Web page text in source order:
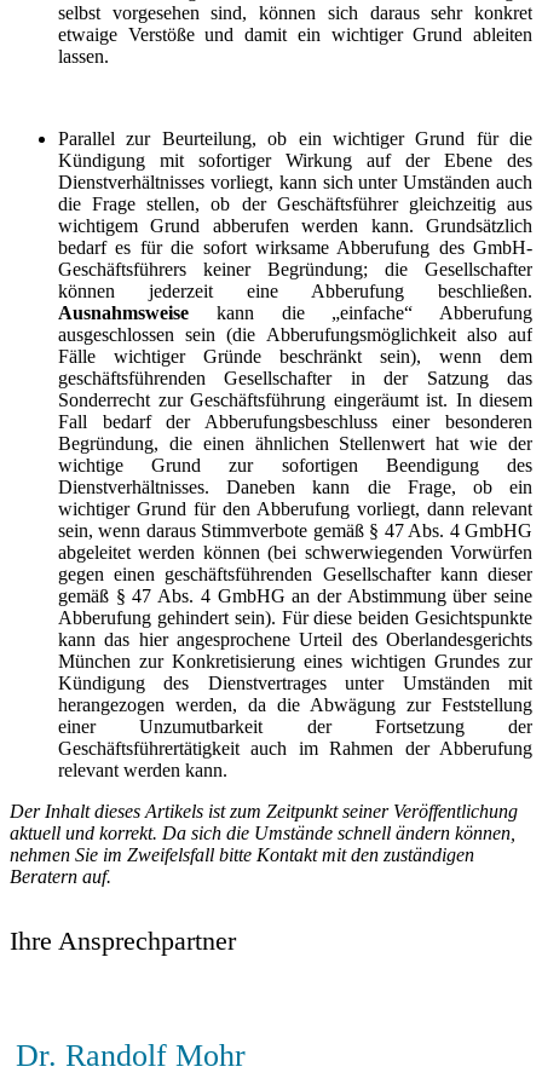
selbst vorgesehen sind, können sich daraus sehr konkret
etwaige Verstöße und damit ein wichtiger Grund ableiten
lassen.
Parallel zur Beurteilung, ob ein wichtiger Grund für die
Kündigung mit sofortiger Wirkung auf der Ebene des
Dienstverhältnisses vorliegt, kann sich unter Umständen auch
die Frage stellen, ob der Geschäftsführer gleichzeitig aus
wichtigem Grund abberufen werden kann. Grundsätzlich
bedarf es für die sofort wirksame Abberufung des GmbH-
Geschäftsführers keiner Begründung; die Gesellschafter
können jederzeit eine Abberufung beschließen.
Ausnahmsweise kann die „einfache“ Abberufung
ausgeschlossen sein (die Abberufungsmöglichkeit also auf
Fälle wichtiger Gründe beschränkt sein), wenn dem
geschäftsführenden Gesellschafter in der Satzung das
Sonderrecht zur Geschäftsführung eingeräumt ist. In diesem
Fall bedarf der Abberufungsbeschluss einer besonderen
Begründung, die einen ähnlichen Stellenwert hat wie der
wichtige Grund zur sofortigen Beendigung des
Dienstverhältnisses. Daneben kann die Frage, ob ein
wichtiger Grund für den Abberufung vorliegt, dann relevant
sein, wenn daraus Stimmverbote gemäß § 47 Abs. 4 GmbHG
abgeleitet werden können (bei schwerwiegenden Vorwürfen
gegen einen geschäftsführenden Gesellschafter kann dieser
gemäß § 47 Abs. 4 GmbHG an der Abstimmung über seine
Abberufung gehindert sein). Für diese beiden Gesichtspunkte
kann das hier angesprochene Urteil des Oberlandesgerichts
München zur Konkretisierung eines wichtigen Grundes zur
Kündigung des Dienstvertrages unter Umständen mit
herangezogen werden, da die Abwägung zur Feststellung
einer Unzumutbarkeit der Fortsetzung der
Geschäftsführertätigkeit auch im Rahmen der Abberufung
relevant werden kann.
Der Inhalt dieses Artikels ist zum Zeitpunkt seiner Veröffentlichung
aktuell und korrekt. Da sich die Umstände schnell ändern können,
nehmen Sie im Zweifelsfall bitte Kontakt mit den zuständigen
Beratern auf.
Ihre Ansprechpartner
Dr. Randolf Mohr